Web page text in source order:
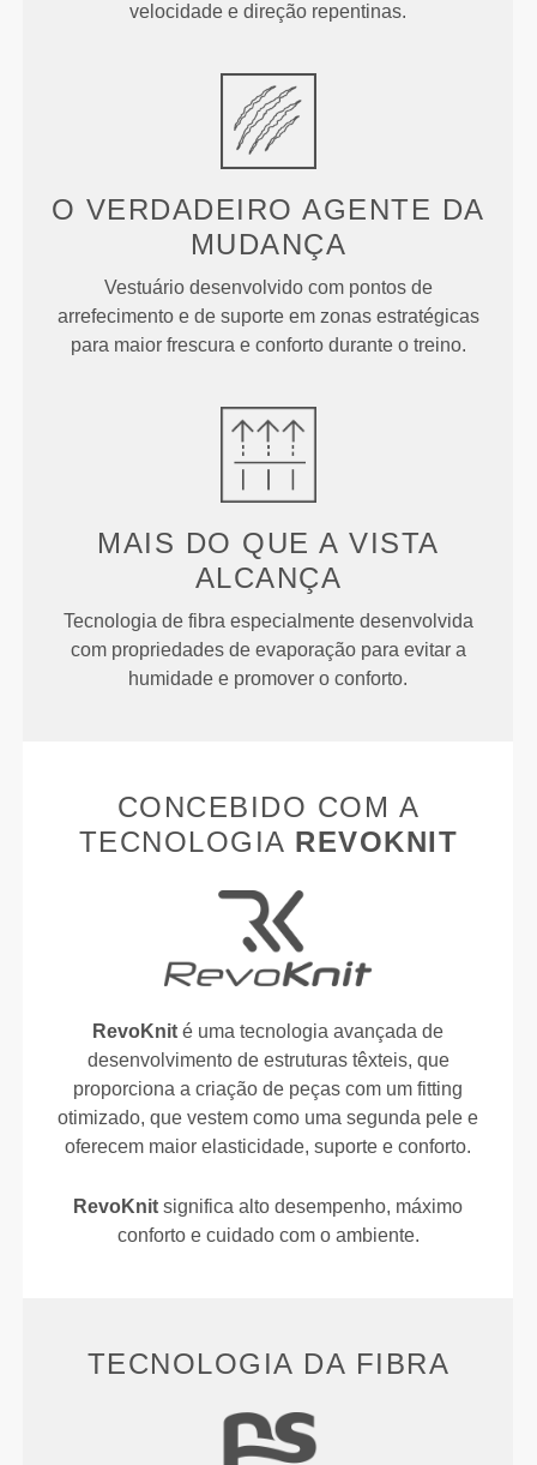
velocidade e direção repentinas.
O VERDADEIROAGENTE DA
MUDANÇA
Vestuário desenvolvido com pontos de
arrefecimento e de suporte em zonas estratégicas
para maior frescura e conforto durante o treino.
MAIS DO QUE A VISTA
ALCANÇA
Tecnologia de fibra especialmente desenvolvida
com propriedades de evaporação para evitar a
humidade e promover o conforto.
CONCEBIDO COM A
TECNOLOGIA REVOKNIT
RevoKnit é uma tecnologia avançada de
desenvolvimento de estruturas têxteis, que
proporciona a criação de peças com um fitting
otimizado, que vestem como uma segunda pele e
oferecem maior elasticidade, suporte e conforto.
RevoKnit significa alto desempenho, máximo
conforto e cuidado com o ambiente.
TECNOLOGIA DA FIBRA